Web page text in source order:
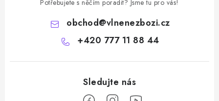
Potřebujete s něčím poradit? Jsme tu pro vás!
obchod@vlnenezbozi.cz
+420 777 11 88 44